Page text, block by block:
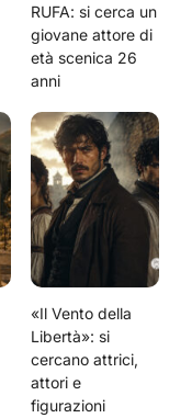
RUFA: si cerca un
giovane attore di
età scenica 26
anni
«Il Vento della
Libertà»: si
cercano attrici,
attori e
figurazioni